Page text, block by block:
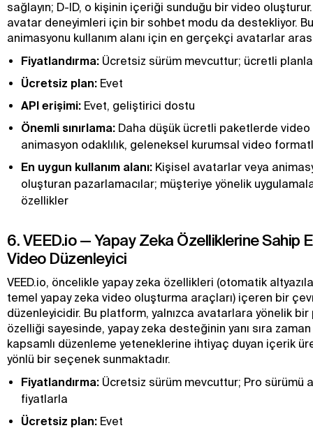
sağlayın; D-ID, o kişinin içeriği sunduğu bir video
avatar deneyimleri için bir sohbet modu da destekliyor.
animasyonu kullanım alanı için en gerçekçi avatarlar
Fiyatlandırma: Ücretsiz sürüm mevcuttur; ücretli
Ücretsiz plan: Evet
API erişimi: Evet, geliştirici dostu
Önemli sınırlama: Daha düşük ücretli paketlerde video
animasyon odaklılık, geleneksel kurumsal video
En uygun kullanım alanı: Kişisel avatarlar veya
oluşturan pazarlamacılar; müşteriye yönelik
özellikler
6. VEED.io — Yapay Zeka Özelliklerine Sahip
Video Düzenleyici
VEED.io, öncelikle yapay zeka özellikleri (otomatik
temel yapay zeka video oluşturma araçları) içeren bir
düzenleyicidir. Bu platform, yalnızca avatarlara yönelik
özelliği sayesinde, yapay zeka desteğinin yanı sıra
kapsamlı düzenleme yeteneklerine ihtiyaç duyan içerik
yönlü bir seçenek sunmaktadır.
Fiyatlandırma: Ücretsiz sürüm mevcuttur; Pro sürümü
fiyatlarla
Ücretsiz plan: Evet